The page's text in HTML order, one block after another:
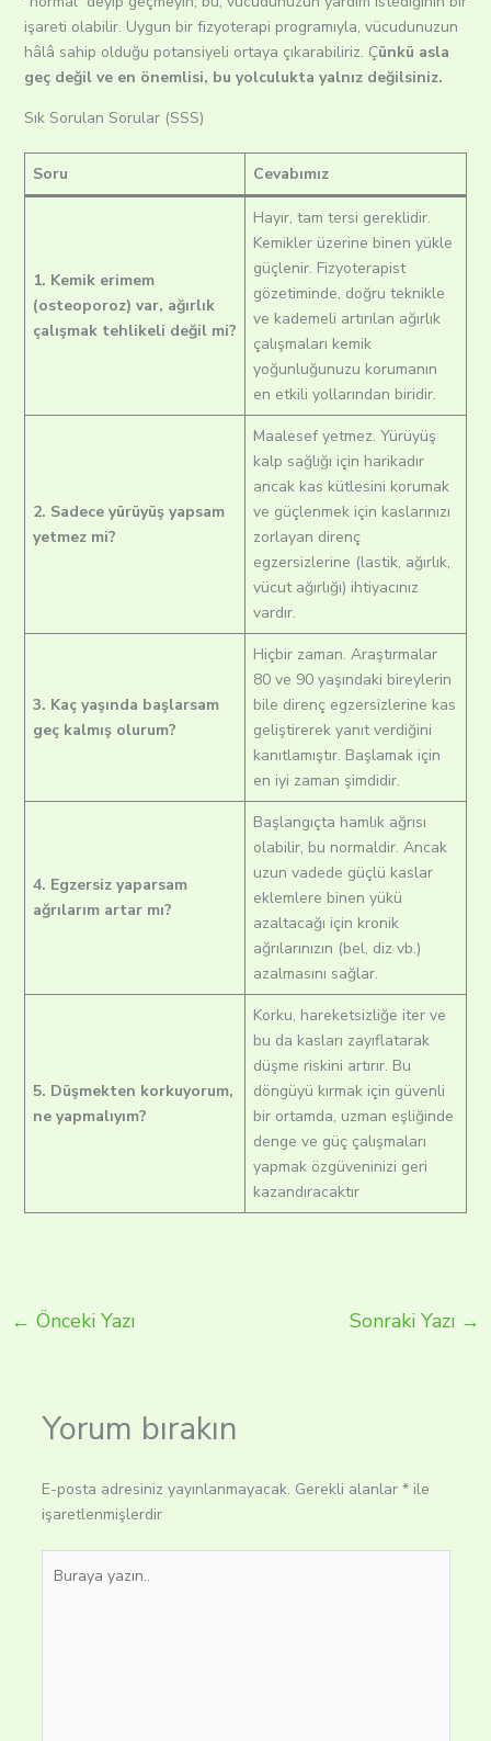
işareti olabilir. Uygun bir fizyoterapi programıyla, vücudunuzun
hâlâ sahip olduğu potansiyeli ortaya çıkarabiliriz. Çünkü asla
geç değil ve en önemlisi, bu yolculukta yalnız değilsiniz.
Sık Sorulan Sorular (SSS)
Soru Cevabımız
1. Kemik erimem
(osteoporoz) var, ağırlık
çalışmak tehlikeli değil mi?
Hayır, tam tersi gereklidir.
Kemikler üzerine binen yükle
güçlenir. Fizyoterapist
gözetiminde, doğru teknikle
ve kademeli artırılan ağırlık
çalışmaları kemik
yoğunluğunuzu korumanın
en etkili yollarından biridir.
2. Sadece yürüyüş yapsam
yetmez mi?
Maalesef yetmez. Yürüyüş
kalp sağlığı için harikadır
ancak kas kütlesini korumak
ve güçlenmek için kaslarınızı
zorlayan direnç
egzersizlerine (lastik, ağırlık,
vücut ağırlığı) ihtiyacınız
vardır.
3. Kaç yaşında başlarsam
geç kalmış olurum?
Hiçbir zaman. Araştırmalar
80 ve 90 yaşındaki bireylerin
bile direnç egzersizlerine kas
geliştirerek yanıt verdiğini
kanıtlamıştır. Başlamak için
en iyi zaman şimdidir.
4. Egzersiz yaparsam
ağrılarım artar mı?
Başlangıçta hamlık ağrısı
olabilir, bu normaldir. Ancak
uzun vadede güçlü kaslar
eklemlere binen yükü
azaltacağı için kronik
ağrılarınızın (bel, diz vb.)
azalmasını sağlar.
5. Düşmekten korkuyorum,
ne yapmalıyım?
Korku, hareketsizliğe iter ve
bu da kasları zayıflatarak
düşme riskini artırır. Bu
döngüyü kırmak için güvenli
bir ortamda, uzman eşliğinde
denge ve güç çalışmaları
yapmak özgüveninizi geri
kazandıracaktır
← Önceki Yazı Sonraki Yazı →
Yorum bırakın
E-posta adresiniz yayınlanmayacak. Gerekli alanlar *ile
işaretlenmişlerdir
yazın..